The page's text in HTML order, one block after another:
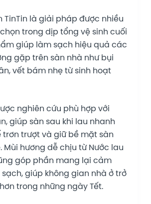
TinTin là giải pháp được nhiều
trong dịp tổng vệ sinh cuối
giúp làm sạch hiệu quả các
gặp trên sàn nhà như bụi
vết bám nhẹ từ sinh hoạt
nghiên cứu phù hợp với
giúp sàn sau khi lau nhanh
trơn trượt và giữ bề mặt sàn
Mùi hương dễ chịu từ Nước lau
góp phần mang lại cảm
giúp không gian nhà ở trở
trong những ngày Tết.